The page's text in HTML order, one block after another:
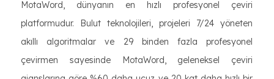
MotaWord, dünyanın en hızlı profesyonel çeviri
platformudur. Bulut teknolojileri, projeleri 7/24 yöneten
akıllı algoritmalar ve 29 binden fazla profesyonel
çevirmen sayesinde MotaWord, geleneksel çeviri